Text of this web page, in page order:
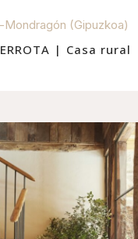
Mondragón (Gipuzkoa)
| Casa rural